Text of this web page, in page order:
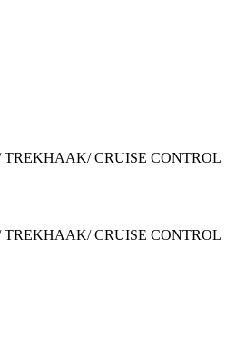
TREKHAAK/ CRUISE CONTROL
TREKHAAK/ CRUISE CONTROL